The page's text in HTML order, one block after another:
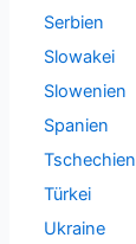
Serbien
Slowakei
Slowenien
Spanien
Tschechien
Türkei
Ukraine